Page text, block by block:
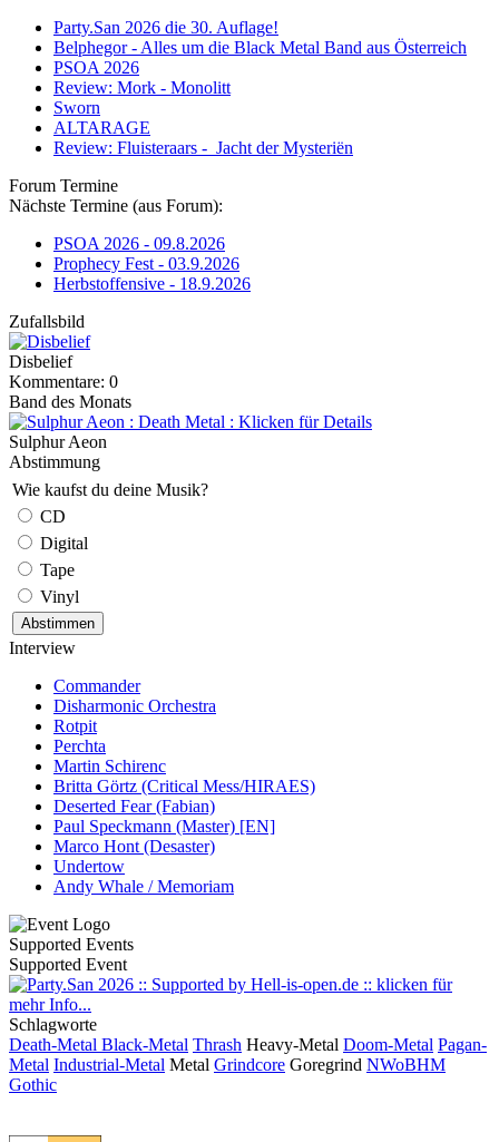
Party.San 2026 die 30. Auflage!
Belphegor - Alles um die Black Metal Band aus Österreich
PSOA 2026
Review: Mork - Monolitt
Sworn
ALTARAGE
Review: Fluisteraars - Jacht der Mysteriën
Forum Termine
Nächste Termine (aus Forum):
PSOA 2026 - 09.8.2026
Prophecy Fest - 03.9.2026
Herbstoffensive - 18.9.2026
Zufallsbild
Disbelief
Kommentare: 0
Band des Monats
Sulphur Aeon
Abstimmung
Wie kaufst du deine Musik?
CD
Digital
Tape
Vinyl
Interview
Commander
Disharmonic Orchestra
Rotpit
Perchta
Martin Schirenc
Britta Görtz (Critical Mess/HIRAES)
Deserted Fear (Fabian)
Paul Speckmann (Master) [EN]
Marco Hont (Desaster)
Undertow
Andy Whale / Memoriam
Supported Events
Supported Event
Schlagworte
Death-Metal Black-Metal Thrash Heavy-Metal Doom-Metal Pagan-
Metal Industrial-Metal Metal Grindcore Goregrind NWoBHM
Gothic